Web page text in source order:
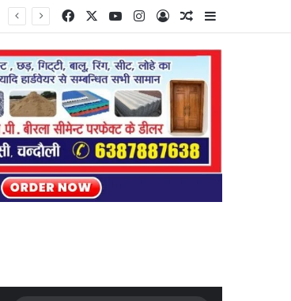
FacebookYouTubeInstagram
Log InRandom Article
Sidebar